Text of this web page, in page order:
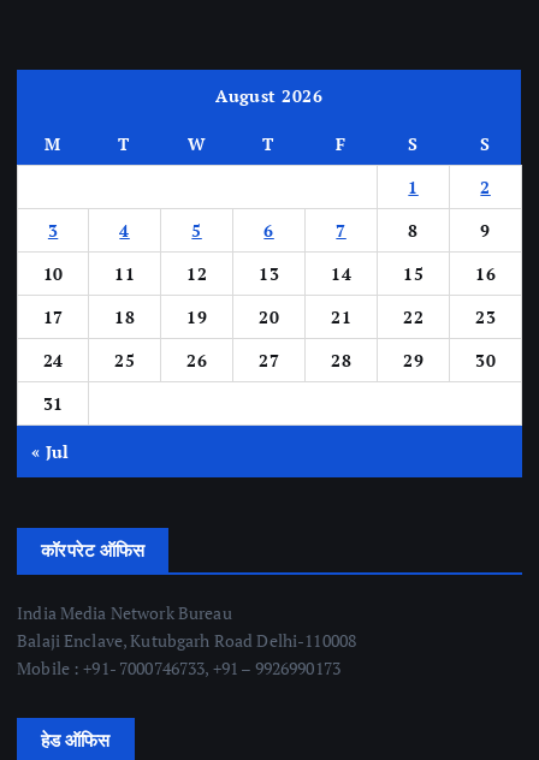
August 2026
M T W T F S
S
1
2
3
4 5 6 7 8
9
10
11 12 13 14 15
16
17
18 19 20 21 22
23
24
25 26 27 28 29
30
31
« Jul
कॉरपरेट ऑफिस
India Media Network Bureau
Balaji Enclave, Kutubgarh Road Delhi-110008
Mobile : +91- 7000746733, +91 – 9926990173
हेड ऑफिस